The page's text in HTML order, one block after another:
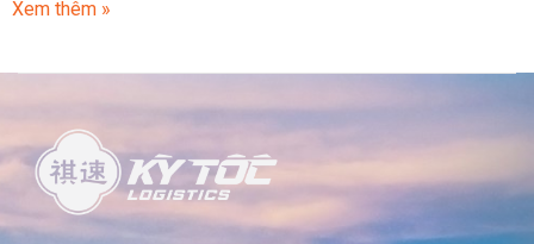
Xem thêm »